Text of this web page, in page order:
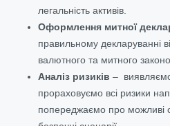
легальність активів.
Оформлення митної
правильному декларуванні
валютного та митного
Аналіз ризиків –
прораховуємо всі ризики
попереджаємо про можливі